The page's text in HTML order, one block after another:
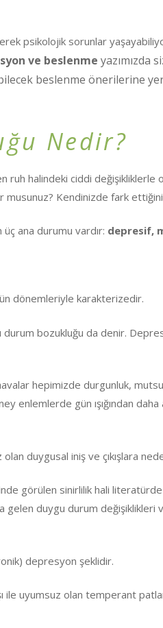
psikolojik sorunlar
ve beslenme yazımızda
beslenme önerilerine
Nedir?
halindeki ciddi değişikliklerle
musunuz? Kendinizde fark
üç ana durumu vardır: depresif,
dönemleriyle karakterizedir.
bozukluğu da denir.
hepimizde durgunluk,
enlemlerde gün ışığından
duygusal iniş ve çıkışlara
görülen sinirlilik hali
duygu durum değişiklikleri
depresyon şeklidir.
ile uyumsuz olan temperant